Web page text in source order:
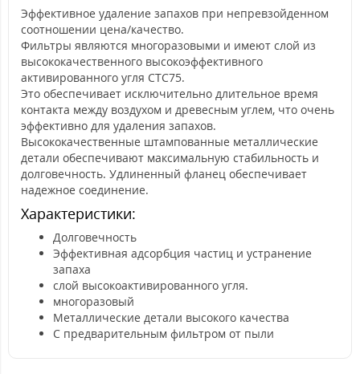
Эффективное удаление запахов при непревзойденном
соотношении цена/качество.
Фильтры являются многоразовыми и имеют слой из
высококачественного высокоэффективного
активированного угля CTC75.
Это обеспечивает исключительно длительное время
контакта между воздухом и древесным углем, что очень
эффективно для удаления запахов.
Высококачественные штампованные металлические
детали обеспечивают максимальную стабильность и
долговечность. Удлиненный фланец обеспечивает
надежное соединение.
Характеристики:
Долговечность
Эффективная адсорбция частиц и устранение
запаха
слой высокоактивированного угля.
многоразовый
Металлические детали высокого качества
С предварительным фильтром от пыли